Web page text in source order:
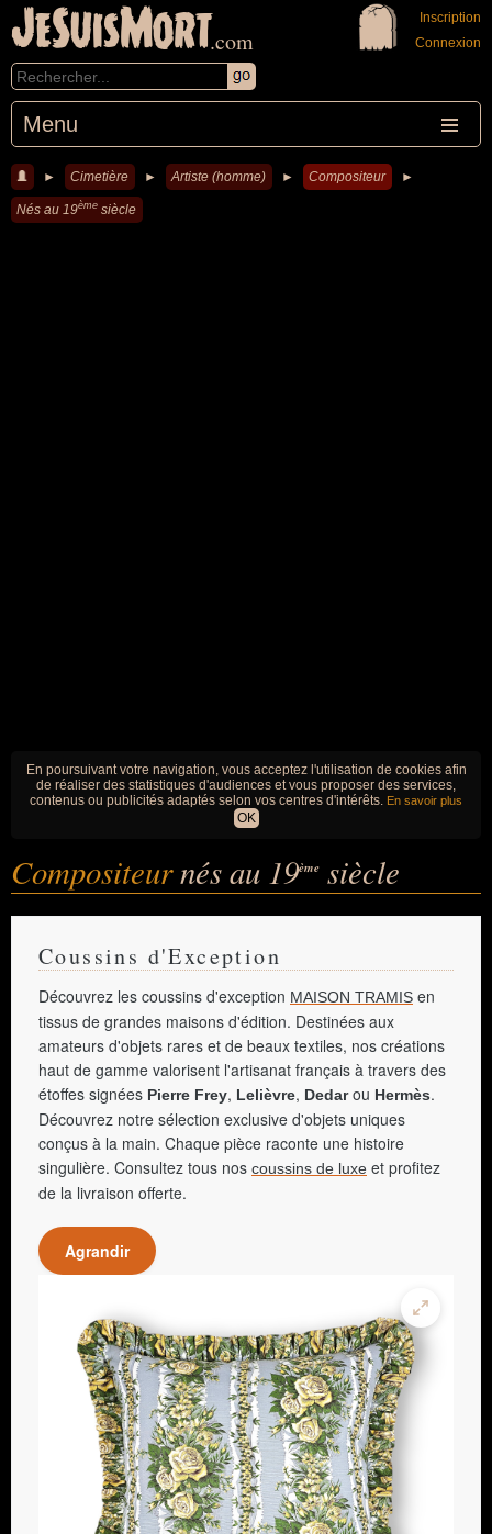
JeSuisMort.com
Menu
Inscription
Connexion
► Cimetière ► Artiste (homme) ► Compositeur ►
Nés au 19ème siècle
En poursuivant votre navigation, vous acceptez l'utilisation de cookies afin
de réaliser des statistiques d'audiences et vous proposer des services,
contenus ou publicités adaptés selon vos centres d'intérêts. En savoir plus
OK
Compositeurnés au 19ème siècle
Coussins d'Exception
Découvrez les coussins d'exception MAISON TRAMIS en
tissus de grandes maisons d'édition. Destinées aux
amateurs d'objets rares et de beaux textiles, nos créations
haut de gamme valorisent l'artisanat français à travers des
étoffes signées Pierre Frey, Lelièvre, Dedarou Hermès.
Découvrez notre sélection exclusive d'objets uniques
conçus à la main. Chaque pièce raconte une histoire
singulière. Consultez tous nos coussins de luxe et profitez
de la livraison offerte.
Agrandir